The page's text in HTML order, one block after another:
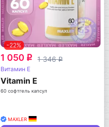
-22%
1 050 q 1 346q
Витамин E
Vitamin E
60 софтгель капсул
MAXLER